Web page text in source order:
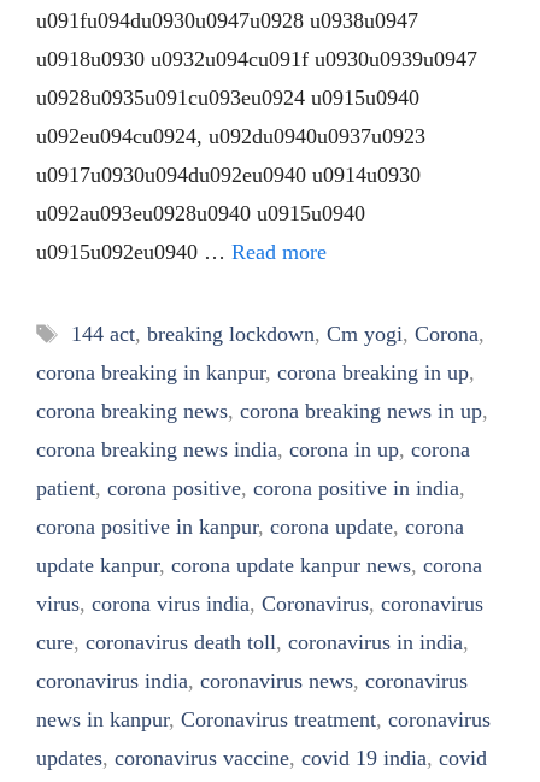
u091fu094du0930u0947u0928 u0938u0947
u0918u0930 u0932u094cu091f u0930u0939u0947
u0928u0935u091cu093eu0924 u0915u0940
u092eu094cu0924, u092du0940u0937u0923
u0917u0930u094du092eu0940 u0914u0930
u092au093eu0928u0940 u0915u0940
u0915u092eu0940 … Read more
Tags
144 act, breaking lockdown, Cm yogi, Corona,
corona breaking in kanpur, corona breaking in up,
corona breaking news, corona breaking news in up,
corona breaking news india, corona in up, corona
patient, corona positive, corona positive in india,
corona positive in kanpur, corona update, corona
update kanpur, corona update kanpur news, corona
virus, corona virus india, Coronavirus, coronavirus
cure, coronavirus death toll, coronavirus in india,
coronavirus india, coronavirus news, coronavirus
news in kanpur, Coronavirus treatment, coronavirus
updates, coronavirus vaccine, covid 19 india, covid